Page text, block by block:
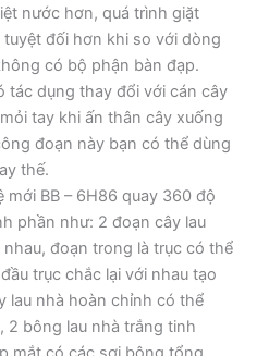
nước hơn, quá trình giặt
đối hơn khi so với dòng
có bộ phận bàn đạp.
tác dụng thay đổi với cán cây
tay khi ấn thân cây xuống
đoạn này bạn có thể dùng
thế.
mới BB – 6H86 quay 360 độ
phần như: 2 đoạn cây lau
đoạn trong là trục có thể
trục chắc lại với nhau tạo
lau nhà hoàn chỉnh có thể
2 bông lau nhà trắng tinh